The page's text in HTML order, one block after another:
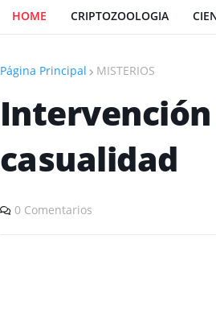
HOME CRIPTOZOOLOGIA
Página Principal MISTERIOS
casualidad
0 Comentarios